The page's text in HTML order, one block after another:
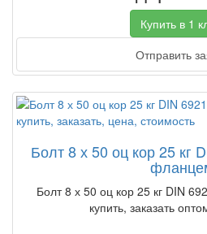
Купить в 1
Отправить
Болт 8 х 50 оц кор 25 кг
Болт 8 х 50 оц кор 25 кг DIN
купить, заказать